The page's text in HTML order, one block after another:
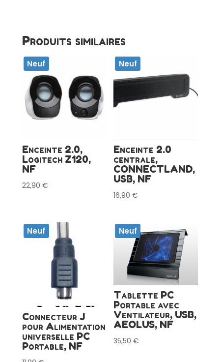
Produits similaires
Neuf
Enceinte 2.0,
Logitech Z120,
NF
22,90 €
Neuf
Enceinte 2.0
centrale,
CONNECTLAND,
USB, NF
16,90€
Neuf
Connecteur J
pour Alimentation
universelle PC
Portable, NF
Neuf
Tablette PC
Portable avec
Ventilateur, USB,
AEOLUS, NF
35,50€